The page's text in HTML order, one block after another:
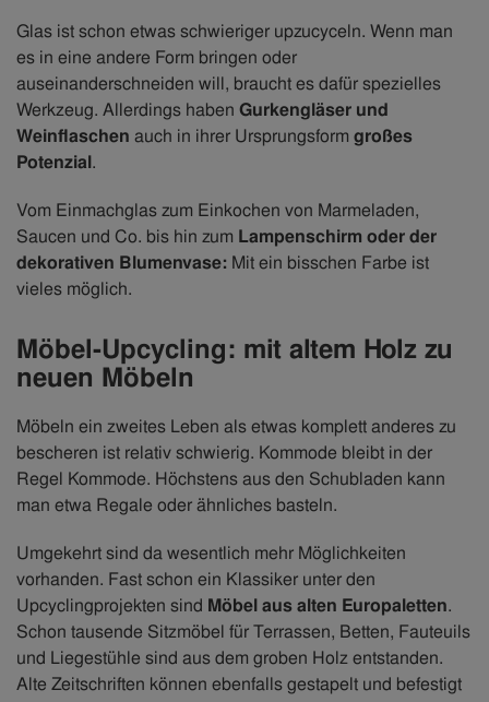
Glas ist schon etwas schwieriger upzucyceln. Wenn man
es in eine andere Form bringen oder
auseinanderschneiden will, braucht es dafür spezielles
Werkzeug. Allerdings haben Gurkengläser und
Weinflaschen auch in ihrer Ursprungsform großes
Potenzial.
Vom Einmachglas zum Einkochen von Marmeladen,
Saucen und Co. bis hin zum Lampenschirm oder der
dekorativen Blumenvase: Mit ein bisschen Farbe ist
vieles möglich.
Möbel-Upcycling: mit altem Holz zu
neuen Möbeln
Möbeln ein zweites Leben als etwas komplett anderes zu
bescheren ist relativ schwierig. Kommode bleibt in der
Regel Kommode. Höchstens aus den Schubladen kann
man etwa Regale oder ähnliches basteln.
Umgekehrt sind da wesentlich mehr Möglichkeiten
vorhanden. Fast schon ein Klassiker unter den
Upcyclingprojekten sind Möbel aus alten Europaletten.
Schon tausende Sitzmöbel für Terrassen, Betten, Fauteuils
und Liegestühle sind aus dem groben Holz entstanden.
Alte Zeitschriften können ebenfalls gestapelt und befestigt